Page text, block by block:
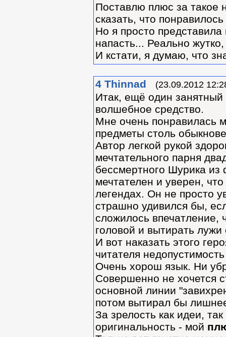
Поставлю плюс за такое
сказать, что
Но я просто
напасть... Реально
И кстати, я думаю, что
4 Thinnad (23.09.2012
Итак, ещё один
волшебное средство.
Мне очень понравилась
предметы столь
Автор легкой рукой
мечтательного парня
бессмертного Шурика из
мечтателен и уверен,
легендах. Он не просто
страшно удивился бы,
сложилось впечатление,
головой и вытирать лужи
И вот наказать этого
читателя
Очень хорош язык. Ни
Совершенно не хочется
основной линии
потом вытирал бы
За зрелость как идеи,
оригинальность - мой